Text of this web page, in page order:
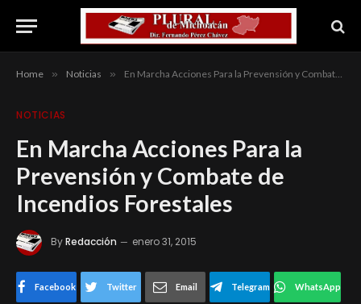
Home » Noticias » En Marcha Acciones Para la Prevensión y Combate de Incendios Forestales
NOTICIAS
En Marcha Acciones Para la
Prevensión y Combate de
Incendios Forestales
ByRedacción enero 31, 2015
Facebook Twitter Email Telegram WhatsApp